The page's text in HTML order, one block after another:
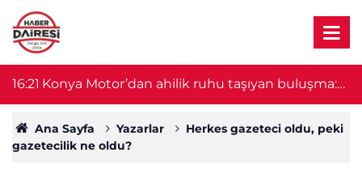
15:37 Yasağa rağmen denize giren hakem Hakan
Ergin hayatını kaybetti
Ana Sayfa Yazarlar
Herkes gazeteci oldu, peki
gazetecilik ne oldu?